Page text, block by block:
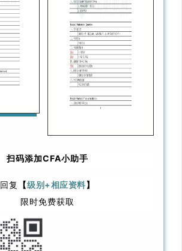
扫码添加CFA小助手
回复 【级别+相应资料】
限时免费获取